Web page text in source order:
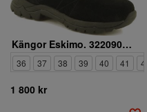
Kängor Eskimo. 3220901 6
36 37 38 39 40 41 42
1 800 kr